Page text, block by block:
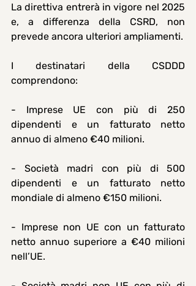
La direttiva entrerà in vigore nel 2025
e, a differenza della CSRD, non
prevede ancora ulteriori ampliamenti.
I destinatari della CSDDD
comprendono:
- Imprese UE con più di 250
dipendenti e un fatturato netto
annuo di almeno €40 milioni.
- Società madri con più di 500
dipendenti e un fatturato netto
mondiale di almeno €150 milioni.
- Imprese non UE con un fatturato
netto annuo superiore a €40 milioni
nell’UE.